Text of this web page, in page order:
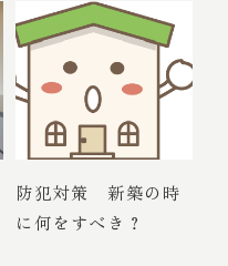
防犯対策 新築の時
に何をすべき？